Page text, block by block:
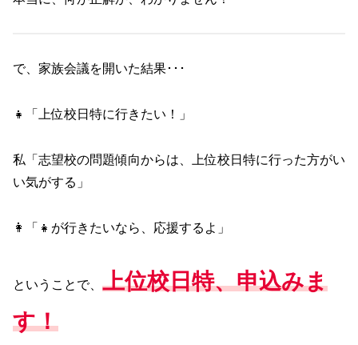
で、家族会議を開いた結果･･･
👧「上位校日特に行きたい！」
私「志望校の問題傾向からは、上位校日特に行った方がい
い気がする」
👩「👧が行きたいなら、応援するよ」
ということで、 上位校日特、申込みま
す！